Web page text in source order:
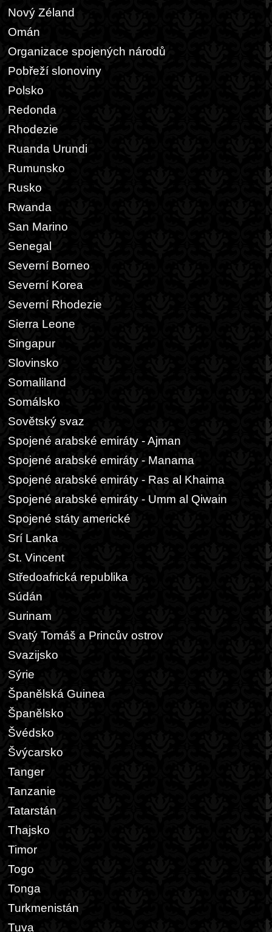
Nový Zéland
Omán
Organizace spojených národů
Pobřeží slonoviny
Polsko
Redonda
Rhodezie
Ruanda Urundi
Rumunsko
Rusko
Rwanda
San Marino
Senegal
Severní Borneo
Severní Korea
Severní Rhodezie
Sierra Leone
Singapur
Slovinsko
Somaliland
Somálsko
Sovětský svaz
Spojené arabské emiráty - Ajman
Spojené arabské emiráty - Manama
Spojené arabské emiráty - Ras al Khaima
Spojené arabské emiráty - Umm al Qiwain
Spojené státy americké
Srí Lanka
St. Vincent
Středoafrická republika
Súdán
Surinam
Svatý Tomáš a Princův ostrov
Svazijsko
Sýrie
Španělská Guinea
Španělsko
Švédsko
Švýcarsko
Tanger
Tanzanie
Tatarstán
Thajsko
Timor
Togo
Tonga
Turkmenistán
Tuva